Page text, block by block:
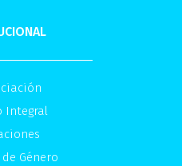
Integral
Género